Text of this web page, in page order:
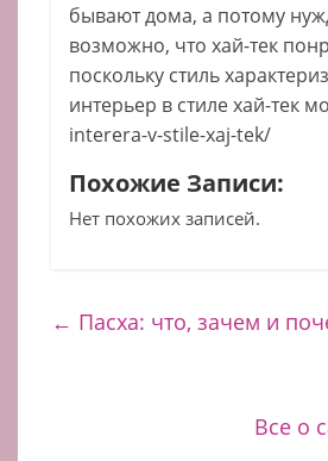
бывают дома, а потому
возможно, что хай-тек
поскольку стиль
интерьер в стиле хай-тек
interera-v-stile-xaj-tek/
Похожие Записи:
Нет похожих записей.
← Пасха: что, зачем и
Все о